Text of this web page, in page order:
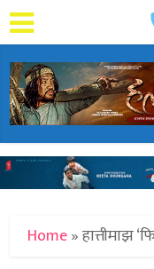
Home»हात्तीमाझ